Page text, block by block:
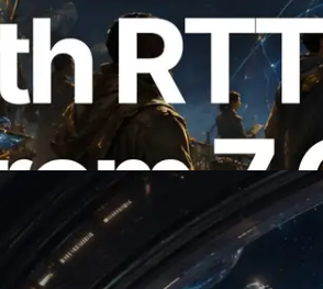
Leader Slot API de
de ping desde 7
— También se lanza la
API